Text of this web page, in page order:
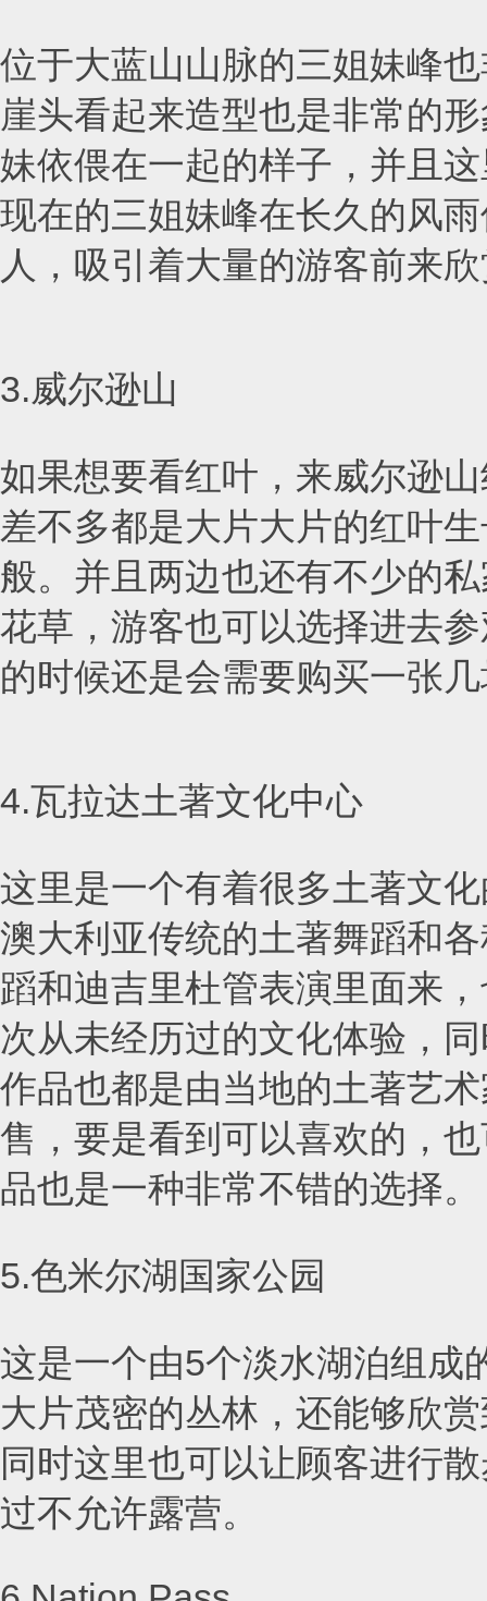
位于大蓝山山脉的三姐妹峰
崖头看起来造型也是非常的
妹依偎在一起的样子，并且
现在的三姐妹峰在长久的风
人，吸引着大量的游客前来
3.威尔逊山
如果想要看红叶，来威尔逊
差不多都是大片大片的红叶
般。并且两边也还有不少的
花草，游客也可以选择进去
的时候还是会需要购买一张
4.瓦拉达土著文化中心
这里是一个有着很多土著文
澳大利亚传统的土著舞蹈和
蹈和迪吉里杜管表演里面来
次从未经历过的文化体验，
作品也都是由当地的土著艺
售，要是看到可以喜欢的，
品也是一种非常不错的选择。
5.色米尔湖国家公园
这是一个由5个淡水湖泊组成
大片茂密的丛林，还能够欣
同时这里也可以让顾客进行
过不允许露营。